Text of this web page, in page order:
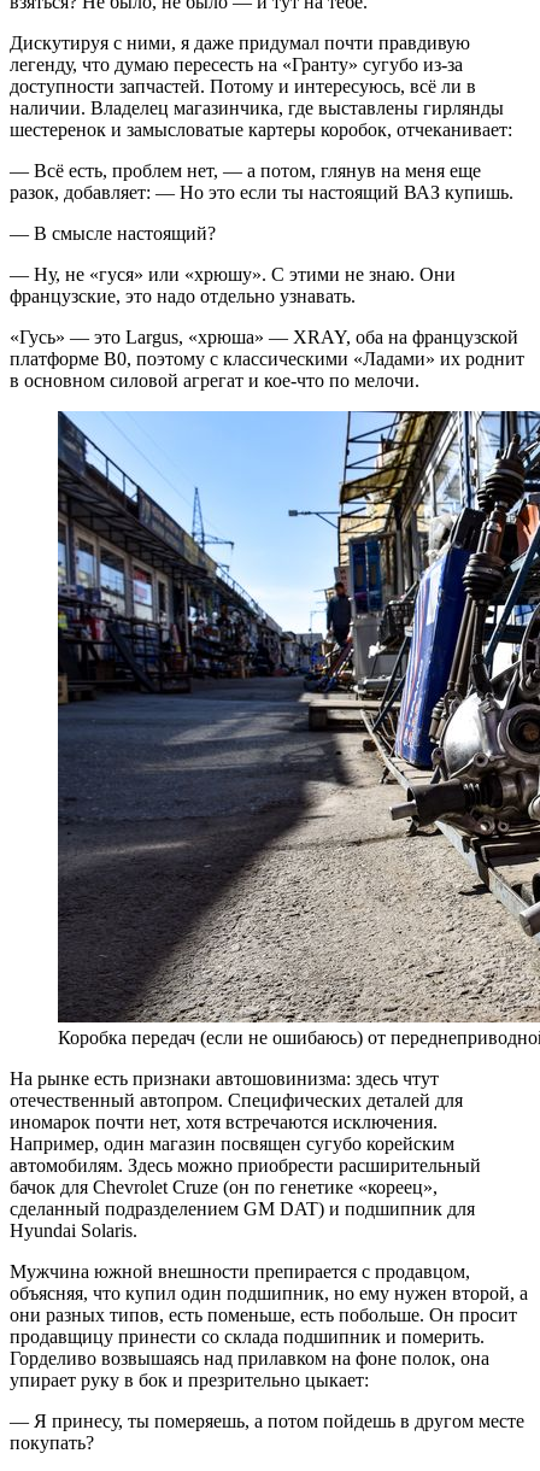
Дискутируя с ними, я даже придумал почти правдивую
легенду, что думаю пересесть на «Гранту» сугубо из-за
доступности запчастей. Потому и интересуюсь, всё ли в
наличии. Владелец магазинчика, где выставлены гирлянды
шестеренок и замысловатые картеры коробок, отчеканивает:
— Всё есть, проблем нет, — а потом, глянув на меня еще
разок, добавляет: — Но это если ты настоящий ВАЗ купишь.
— В смысле настоящий?
— Ну, не «гуся» или «хрюшу». С этими не знаю. Они
французские, это надо отдельно узнавать.
«Гусь» — это Largus, «хрюша» — XRAY, оба на французской
платформе В0, поэтому с классическими «Ладами» их роднит
в основном силовой агрегат и кое-что по мелочи.
Коробка передач (если не ошибаюсь) от
На рынке есть признаки автошовинизма: здесь чтут
отечественный автопром. Специфических деталей для
иномарок почти нет, хотя встречаются исключения.
Например, один магазин посвящен сугубо корейским
автомобилям. Здесь можно приобрести расширительный
бачок для Chevrolet Cruze (он по генетике «кореец»,
сделанный подразделением GM DAT) и подшипник для
Hyundai Solaris.
Мужчина южной внешности препирается с продавцом,
объясняя, что купил один подшипник, но ему нужен второй, а
они разных типов, есть поменьше, есть побольше. Он просит
продавщицу принести со склада подшипник и померить.
Горделиво возвышаясь над прилавком на фоне полок, она
упирает руку в бок и презрительно цыкает:
— Я принесу, ты померяешь, а потом пойдешь в другом месте
покупать?